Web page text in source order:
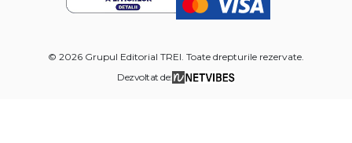
© 2026 Grupul Editorial TREI. Toate drepturile rezervate.
Dezvoltat de: